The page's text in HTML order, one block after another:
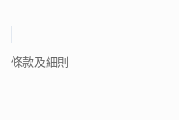
條款及細則